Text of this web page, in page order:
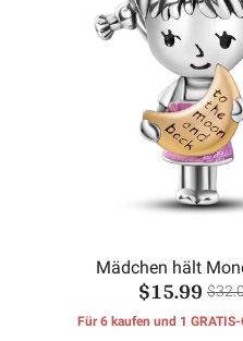
Mädchen hält
$15.99
Für 6 kaufen und 1 GRATIS-